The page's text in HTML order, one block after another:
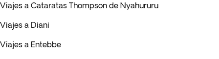
Viajes a Cataratas Thompson de Nyahururu
Viajes a Diani
Viajes a Entebbe